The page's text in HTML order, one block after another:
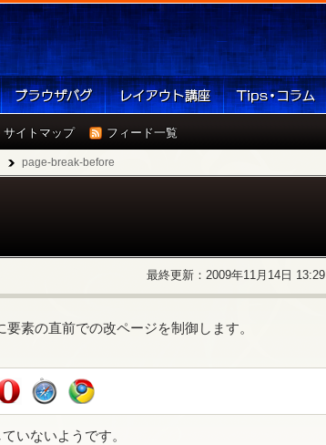
サイトマップ フィード一覧
page-break-before
最終更新：2009年11月14日 13:29
素の直前での改ページを制御します。
いないようです。